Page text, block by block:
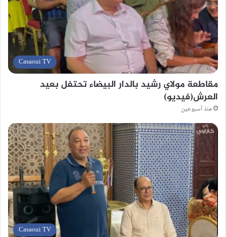
Casaoui TV
مقاطعة مولاي رشيد بالدار البيضاء تحتفل بعيد
العرش(فيديو)
منذ أسبوعين
Casaoui TV